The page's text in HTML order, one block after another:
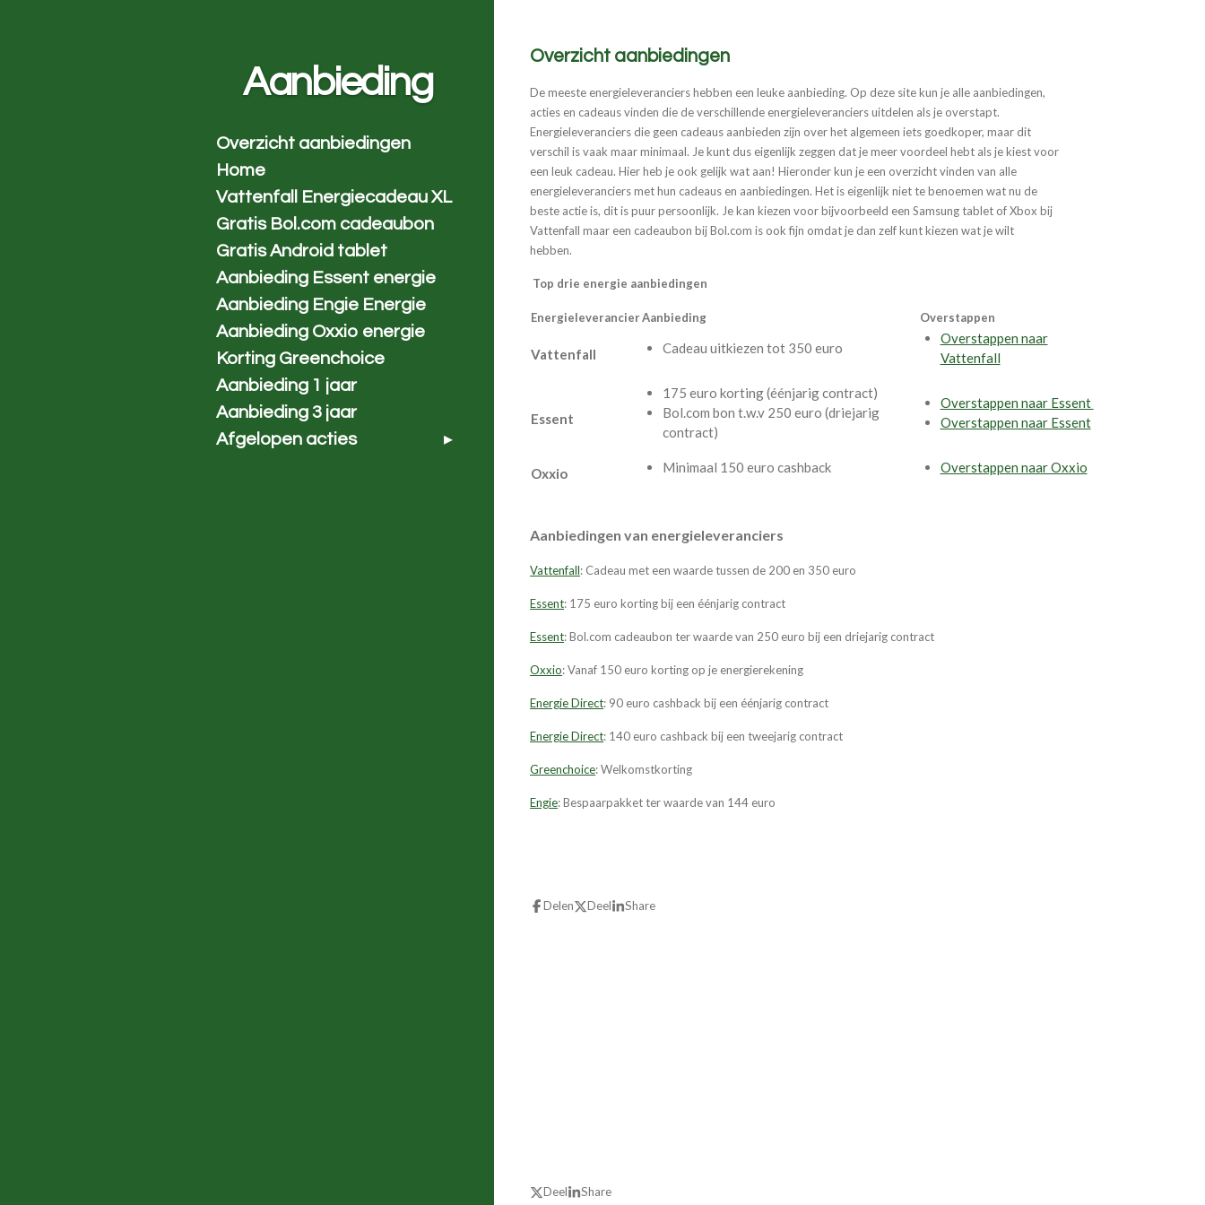
Overzicht aanbiedingen
De meeste energieleveranciers hebben een leuke aanbieding. Op deze site kun je alle aanbiedingen,
acties en cadeaus vinden die de verschillende energieleveranciers uitdelen als je overstapt.
Energieleveranciers die geen cadeaus aanbieden zijn over het algemeen iets goedkoper, maar dit
verschil is vaak maar minimaal. Je kunt dus eigenlijk zeggen dat je meer voordeel hebt als je kiest voor
een leuk cadeau. Hier heb je ook gelijk wat aan! Hieronder kun je een overzicht vinden van alle
energieleveranciers met hun cadeaus en aanbiedingen. Het is eigenlijk niet te benoemen wat nu de
beste actie is, dit is puur persoonlijk. Je kan kiezen voor bijvoorbeeld een Samsung tablet of Xbox bij
Vattenfall maar een cadeaubon bij Bol.com is ook fijn omdat je dan zelf kunt kiezen wat je wilt
hebben.
Top drie energie aanbiedingen
EnergieleverancierAanbieding Overstappen
Vattenfall Cadeau uitkiezen tot 350 euro
Overstappen naar
Vattenfall
Essent
175 euro korting (éénjarig contract)
Bol.com bon t.w.v 250 euro (driejarig
contract)
Overstappen naar Essent
Overstappen naar Essent
Oxxio Minimaal 150 euro cashback Overstappen naar Oxxio
Aanbiedingen van energieleveranciers
Vattenfall: Cadeau met een waarde tussen de 200 en 350 euro
Essent: 175 euro korting bij een éénjarig contract
Essent: Bol.com cadeaubon ter waarde van 250 euro bij een driejarig contract
Oxxio: Vanaf 150 euro korting op je energierekening
Energie Direct: 90 euro cashback bij een éénjarig contract
Energie Direct: 140 euro cashback bij een tweejarig contract
Greenchoice: Welkomstkorting
Engie: Bespaarpakket ter waarde van 144 euro
Delen Deel Share
Deel Share
Aanbieding
Overzicht aanbiedingen
Home
Vattenfall Energiecadeau XL
Gratis Bol.com cadeaubon
Gratis Android tablet
Aanbieding Essent energie
Aanbieding Engie Energie
Aanbieding Oxxio energie
Korting Greenchoice
Aanbieding 1 jaar
Aanbieding 3 jaar
Afgelopen acties